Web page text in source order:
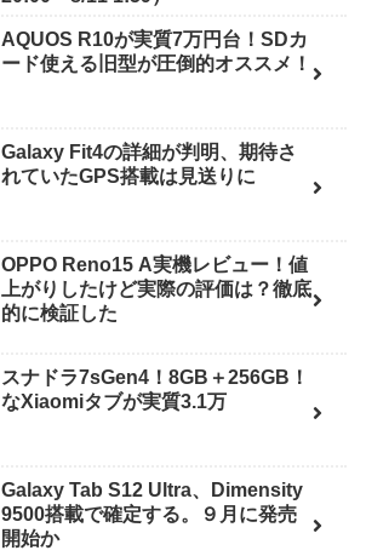
AQUOS R10が実質7万円台！SDカ
ード使える旧型が圧倒的オススメ！
Galaxy Fit4の詳細が判明、期待さ
れていたGPS搭載は見送りに
OPPO Reno15 A実機レビュー！値
上がりしたけど実際の評価は？徹底
的に検証した
スナドラ7sGen4！8GB＋256GB！
なXiaomiタブが実質3.1万
Galaxy Tab S12 Ultra、Dimensity
9500搭載で確定する。９月に発売
開始か